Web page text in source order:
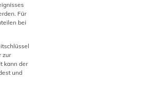
Für
bei
zur
kann der
und